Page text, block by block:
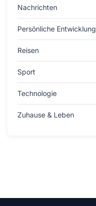
Nachrichten
Persönliche Entwicklung
Reisen
Sport
Technologie
Zuhause & Leben